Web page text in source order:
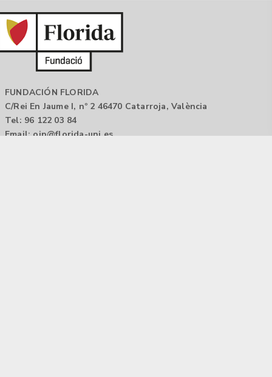
FUNDACIÓN FLORIDA
C/Rei En Jaume I, nº 2 46470 Catarroja, València
Tel: 96 122 03 84
Email: oip@florida-uni.es